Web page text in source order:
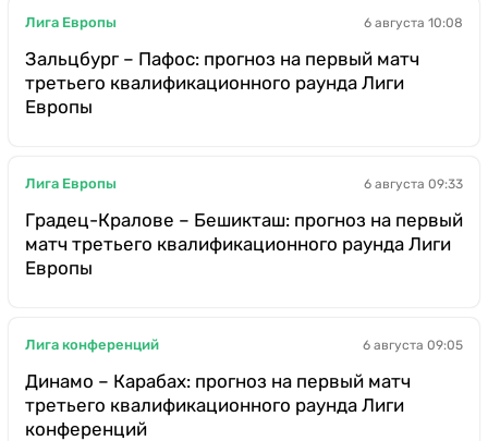
Лига Европы 6 августа 10:08
Зальцбург – Пафос: прогноз на первый матч
третьего квалификационного раунда Лиги
Европы
Лига Европы 6 августа 09:33
Градец-Кралове – Бешикташ: прогноз на первый
матч третьего квалификационного раунда Лиги
Европы
Лига конференций 6 августа 09:05
Динамо – Карабах: прогноз на первый матч
третьего квалификационного раунда Лиги
конференций